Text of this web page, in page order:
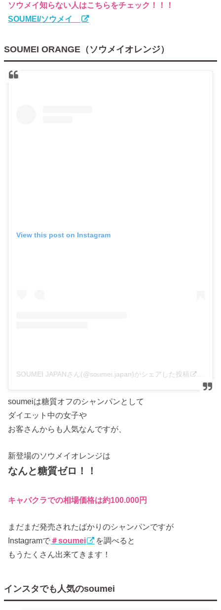
ソウメイ知らない人はこちらをチェック！！！
SOUMEI/ソウメイ
SOUMEI ORANGE（ソウメイオレンジ）
View this post on Instagram
SOUMEI JAPANさん(@soumei.japan)がシェアした投稿
soumeiは糖質オフのシャンパンとして
ダイエット中の女子や
お客さんからも人気なんですが、
新登場のソウメイオレンジは
なんと糖質ゼロ！！
キャバクラでの相場価格は約100.000円
まだまだ発売されたばかりのシャンパンですが
Instagramで＃soumei
を調べると
もうたくさん出来てきます！
インスタでも人気のsoumei